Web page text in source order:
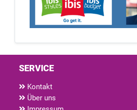
SERVICE
Kontakt
Über uns